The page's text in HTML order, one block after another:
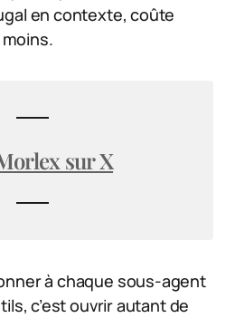
en contexte, coûte
sur X
à chaque sous-agent
c’est ouvrir autant de